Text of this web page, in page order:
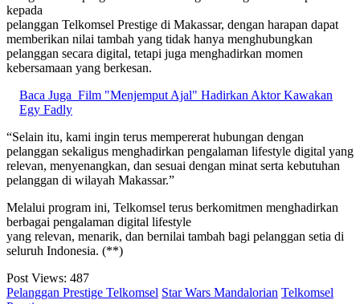
kepada
pelanggan Telkomsel Prestige di Makassar, dengan harapan dapat
memberikan nilai tambah yang tidak hanya menghubungkan
pelanggan secara digital, tetapi juga menghadirkan momen
kebersamaan yang berkesan.
Baca Juga Film "Menjemput Ajal" Hadirkan Aktor Kawakan
Egy Fadly
“Selain itu, kami ingin terus mempererat hubungan dengan
pelanggan sekaligus menghadirkan pengalaman lifestyle digital yang
relevan, menyenangkan, dan sesuai dengan minat serta kebutuhan
pelanggan di wilayah Makassar.”
Melalui program ini, Telkomsel terus berkomitmen menghadirkan
berbagai pengalaman digital lifestyle
yang relevan, menarik, dan bernilai tambah bagi pelanggan setia di
seluruh Indonesia. (**)
Post Views: 487
Pelanggan Prestige Telkomsel Star Wars Mandalorian Telkomsel